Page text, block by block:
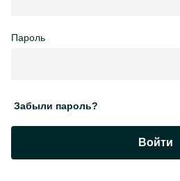
Пароль
Забыли пароль?
Войти